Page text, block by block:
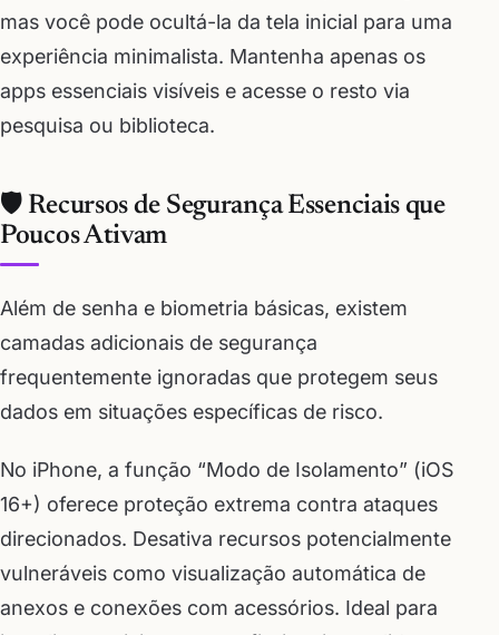
mas você pode ocultá-la da tela inicial para uma
experiência minimalista. Mantenha apenas os
apps essenciais visíveis e acesse o resto via
pesquisa ou biblioteca.
🛡️ Recursos de Segurança Essenciais que
Poucos Ativam
Além de senha e biometria básicas, existem
camadas adicionais de segurança
frequentemente ignoradas que protegem seus
dados em situações específicas de risco.
No iPhone, a função “Modo de Isolamento” (iOS
16+) oferece proteção extrema contra ataques
direcionados. Desativa recursos potencialmente
vulneráveis como visualização automática de
anexos e conexões com acessórios. Ideal para